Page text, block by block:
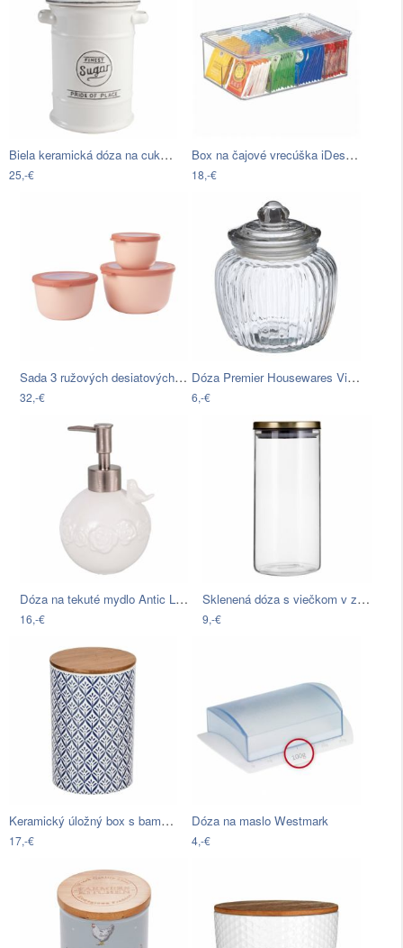
Biela keramická dóza na cukor T&G…
25,-€
Box na čajové vrecúška iDesign Binz Tea…
18,-€
Sada 3 ružových desiatových nádob Rosti…
32,-€
Dóza Premier Housewares Vintage, 1,32 l
6,-€
Dóza na tekuté mydlo Antic Line Soap…
16,-€
Sklenená dóza s viečkom v zlatej farbe…
9,-€
Keramický úložný box s bambusovým vekom…
17,-€
Dóza na maslo Westmark
4,-€